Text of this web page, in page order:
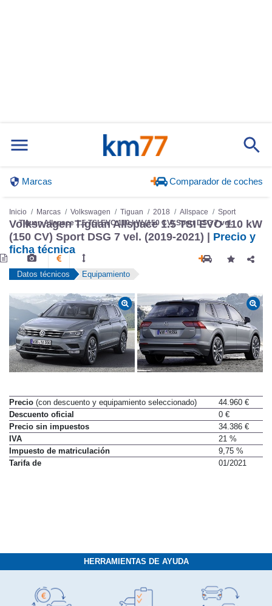
Volkswagen Tiguan Allspace 1.5 TSI EVO 110 kW
(150 CV) Sport DSG 7 vel. (2019-2021) |
Precio y
ficha técnica
Precio(con descuento y equipamiento seleccionado)
44.960 €
Descuento oficial
0 €
Precio sin impuestos
34.386 €
IVA
21 %
Impuesto de matriculación
9,75 %
HERRAMIENTAS DE AYUDA